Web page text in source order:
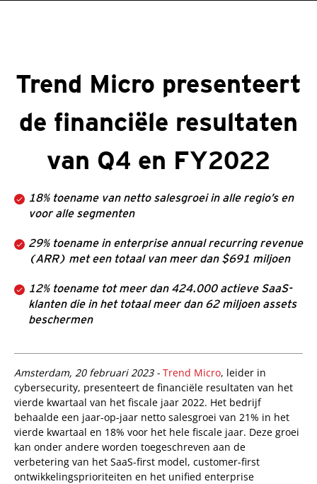
Trend Micro presenteert
de financiële resultaten
van Q4 en FY2022
18% toename van netto salesgroei in alle regio’s en
voor alle segmenten
29% toename in enterprise annual recurring revenue
(ARR) met een totaal van meer dan $691 miljoen
12% toename tot meer dan 424.000 actieve SaaS-
klanten die in het totaal meer dan 62 miljoen assets
beschermen
Amsterdam, 20 februari 2023 - Trend Micro, leider in
cybersecurity, presenteert de financiële resultaten van het
vierde kwartaal van het fiscale jaar 2022. Het bedrijf
behaalde een jaar-op-jaar netto salesgroei van 21% in het
vierde kwartaal en 18% voor het hele fiscale jaar. Deze groei
kan onder andere worden toegeschreven aan de
verbetering van het SaaS-first model, customer-first
ontwikkelingsprioriteiten en het unified enterprise
Products